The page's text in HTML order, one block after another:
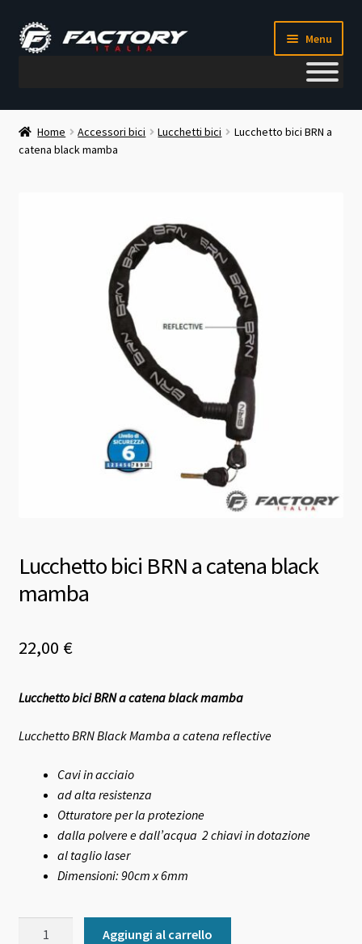
Vai
alla
Vai
al
Menu
Il mio account
Metodi di pagamento
Corso meccanico bici
Home Accessori bici Lucchetti bici
Lucchetto bici BRN a
catena black mamba
Lucchetto bici BRN a catena black
mamba
22,00 €
Lucchetto bici BRN a catena black mamba
Lucchetto BRN Black Mamba a catena reflective
Cavi in acciaio
ad alta resistenza
Otturatore per la protezione
dalla polvere e dall’acqua 2 chiavi in dotazione
al taglio laser
Dimensioni: 90cm x 6mm
Aggiungi al carrello